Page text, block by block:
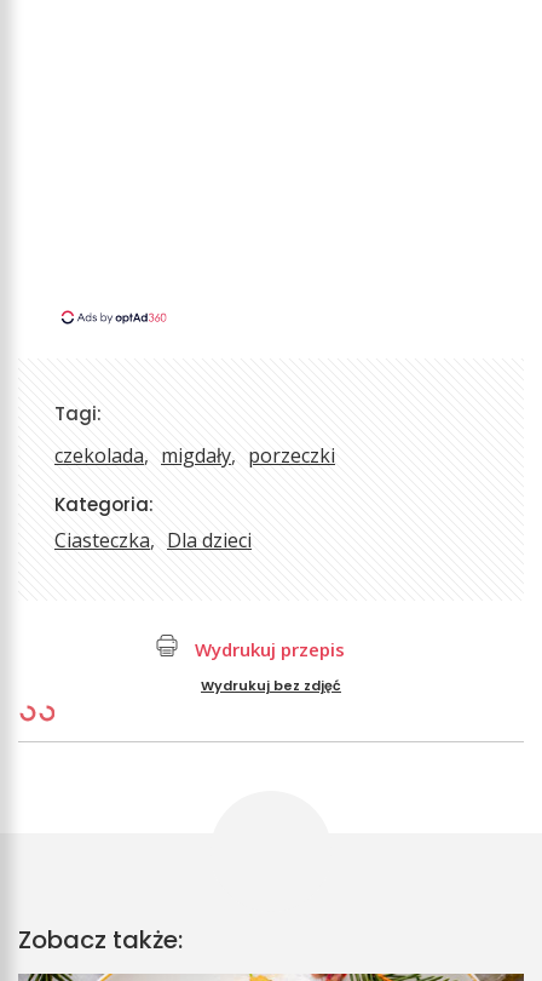
Tagi:
czekolada migdały porzeczki
Kategoria:
Ciasteczka Dla dzieci
Wydrukuj przepis
Wydrukuj bez zdjęć
Zobacz także: